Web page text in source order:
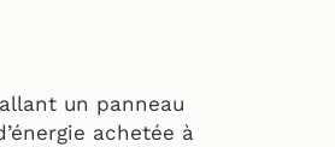
un panneau
achetée à